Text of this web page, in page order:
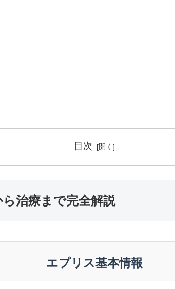
目次
治療まで完全解説
エプリス基本情報